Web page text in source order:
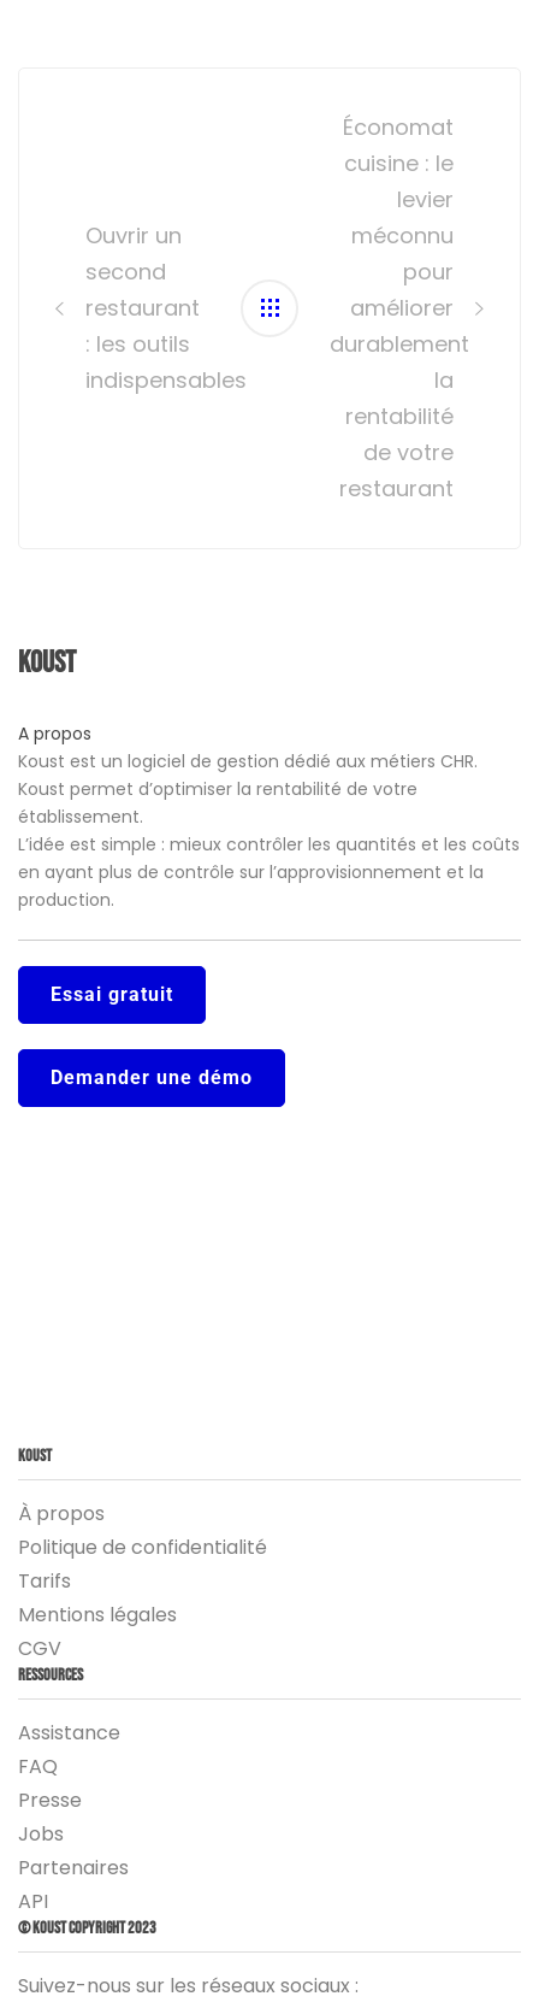
Ouvrir un
second
restaurant
: les outils
indispensables
Économat
cuisine : le
levier
méconnu
pour
améliorer
durablement
la
rentabilité
de votre
restaurant
Koust
A propos
Koust est un logiciel de gestion dédié aux métiers CHR.
Koust permet d’optimiser la rentabilité de votre
établissement.
L’idée est simple : mieux contrôler les quantités et les coûts
en ayant plus de contrôle sur l’approvisionnement et la
production.
Essai gratuit
Demander une démo
Koust
À propos
Politique de confidentialité
Tarifs
Mentions légales
CGV
Ressources
Assistance
FAQ
Presse
Jobs
Partenaires
API
© Koust Copyright 2023
Suivez-nous sur les réseaux sociaux :